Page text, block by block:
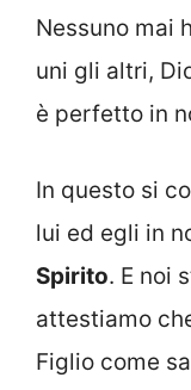
Nessuno mai
uni gli altri,
è perfetto in
In questo si
lui ed egli in
Spirito. E noi
attestiamo
Figlio come